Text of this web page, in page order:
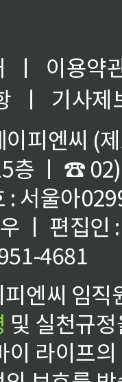
ㅣ
이용약
ㅣ
기사제
피엔씨 (
층 ㅣ ☎
: 서울아
ㅣ 편집인
4681
엔씨 임
및 실천규
이 라이프